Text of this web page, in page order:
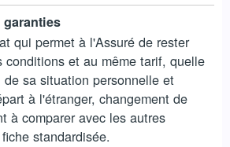
qui permet à l'Assuré de rester
conditions et au même tarif, quelle
sa situation personnelle et
à l'étranger, changement de
à comparer avec les autres
standardisée.